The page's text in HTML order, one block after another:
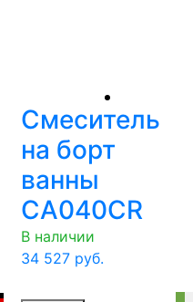
Смеситель
на борт
ванны
CA040CR
В наличии
34 527 руб.